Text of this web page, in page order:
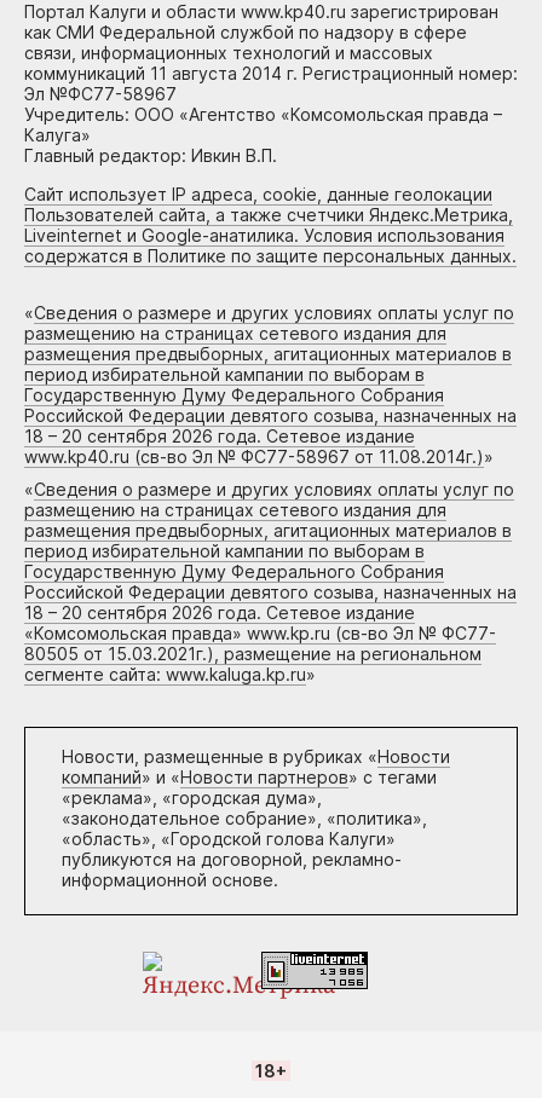
Портал Калуги и области www.kp40.ru зарегистрирован
как СМИ Федеральной службой по надзору в сфере
связи, информационных технологий и массовых
коммуникаций 11 августа 2014 г. Регистрационный номер:
Эл №ФС77-58967
Учредитель: ООО «Агентство «Комсомольская правда –
Калуга»
Главный редактор: Ивкин В.П.
Сайт использует IP адреса, cookie, данные геолокации
Пользователей сайта, а также счетчики Яндекс.Метрика,
Liveinternet и Google-анатилика. Условия использования
содержатся в Политике по защите персональных данных.
«Сведения о размере и других условиях оплаты услуг по
размещению на страницах сетевого издания для
размещения предвыборных, агитационных материалов в
период избирательной кампании по выборам в
Государственную Думу Федерального Собрания
Российской Федерации девятого созыва, назначенных на
18 – 20 сентября 2026 года. Сетевое издание
www.kp40.ru (св-во Эл № ФС77-58967 от 11.08.2014г.)»
«Сведения о размере и других условиях оплаты услуг по
размещению на страницах сетевого издания для
размещения предвыборных, агитационных материалов в
период избирательной кампании по выборам в
Государственную Думу Федерального Собрания
Российской Федерации девятого созыва, назначенных на
18 – 20 сентября 2026 года. Сетевое издание
«Комсомольская правда» www.kp.ru (св-во Эл № ФС77-
80505 от 15.03.2021г.), размещение на региональном
сегменте сайта: www.kaluga.kp.ru»
Новости, размещенные в рубриках «Новости
компаний» и «Новости партнеров» с тегами
«реклама», «городская дума»,
«законодательное собрание», «политика»,
«область», «Городской голова Калуги»
публикуются на договорной, рекламно-
информационной основе.
18+